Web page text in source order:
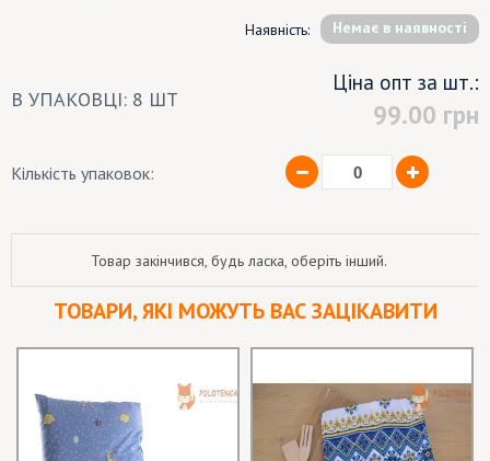
Наявність: Немає в наявності
В УПАКОВЦІ: 8 ШТ
Ціна опт за шт.:
99.00 грн
Кількість упаковок:
Товар закінчився, будь ласка, оберіть інший.
ТОВАРИ, ЯКІ МОЖУТЬ ВАС ЗАЦІКАВИТИ